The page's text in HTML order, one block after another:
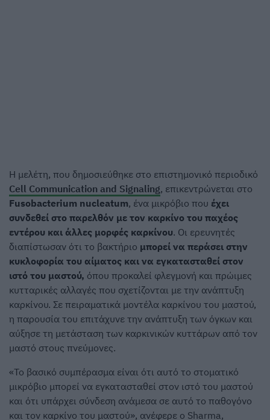
Η μελέτη, που δημοσιεύθηκε στο επιστημονικό περιοδικό
Cell Communication and Signaling, επικεντρώνεται στο
Fusobacterium nucleatum, ένα μικρόβιο που έχει
συνδεθεί στο παρελθόν με τον καρκίνο του παχέος
εντέρου και άλλες μορφές καρκίνου. Οι ερευνητές
διαπίστωσαν ότι το βακτήριο μπορεί να περάσει στην
κυκλοφορία του αίματος και να εγκατασταθεί στον
ιστό του μαστού, όπου προκαλεί φλεγμονή και πρώιμες
κυτταρικές αλλαγές που σχετίζονται με την ανάπτυξη
καρκίνου. Σε πειραματικά μοντέλα καρκίνου του μαστού,
η παρουσία του επιτάχυνε την ανάπτυξη των όγκων και
αύξησε τη μετάσταση των καρκινικών κυττάρων από τον
μαστό στους πνεύμονες.
«Το βασικό συμπέρασμα είναι ότι αυτό το στοματικό
μικρόβιο μπορεί να εγκατασταθεί στον ιστό του μαστού
και ότι υπάρχει σύνδεση ανάμεσα σε αυτό το παθογόνο
και τον καρκίνο του μαστού», ανέφερε ο Sharma,